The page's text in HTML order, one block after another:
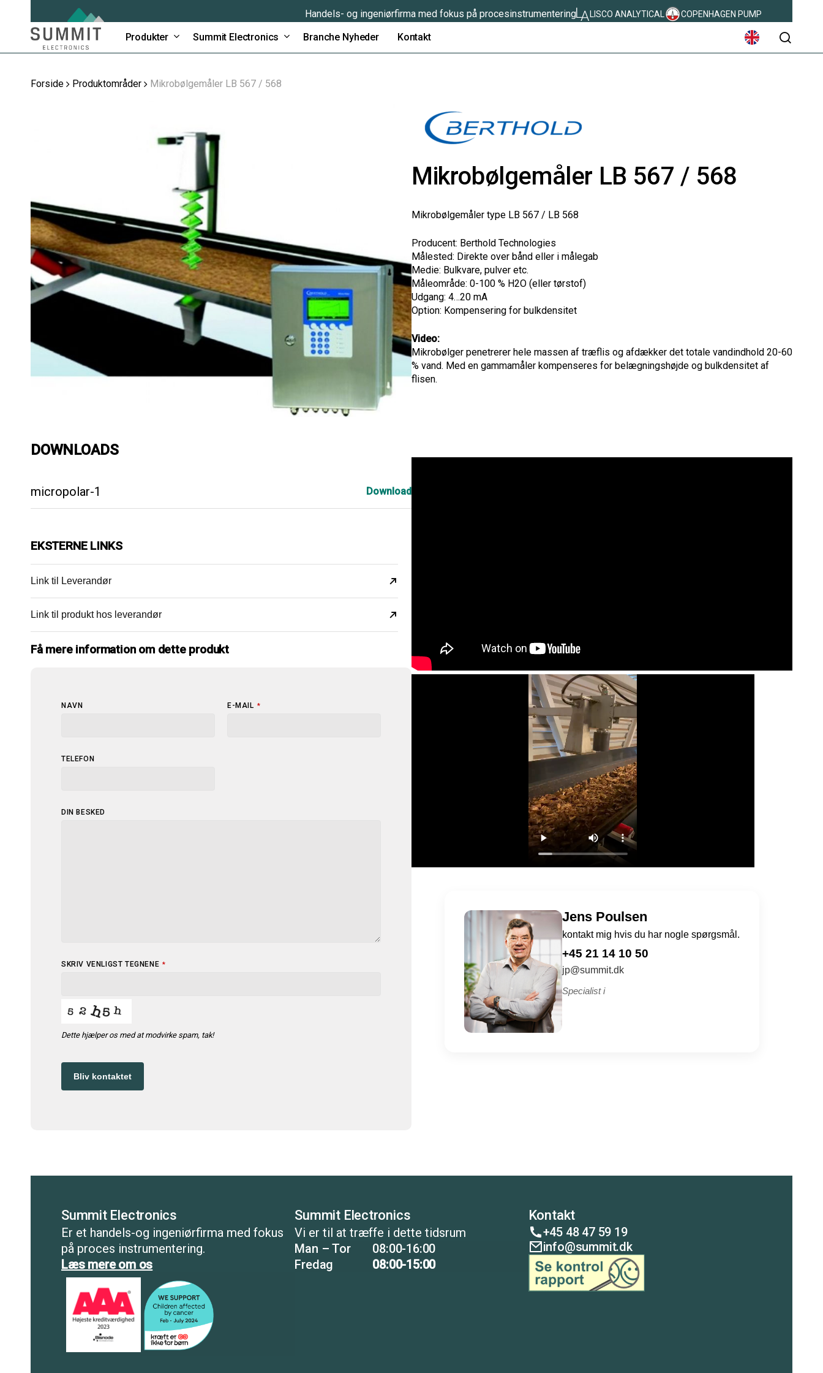
Handels- og ingeniørfirma med fokus på procesinstrumentering LISCO ANALYTICAL COPENHAGEN PUMP
Produkter Summit Electronics Branche Nyheder Kontakt
Forside Produktområder Mikrobølgemåler LB 567 / 568
DOWNLOADS
micropolar-1 Download
EKSTERNE LINKS
Link til Leverandør
Link til produkt hos leverandør
Få mere information om dette produkt
NAVN E-MAIL *
TELEFON
DIN BESKED
YOUR
SKRIV VENLIGST TEGNENE *
Dette hjælper os med at modvirke spam, tak!
Bliv kontaktet
Mikrobølgemåler LB 567 / 568
Mikrobølgemåler type LB 567 / LB 568
Producent: Berthold Technologies
Målested: Direkte over bånd eller i målegab
Medie: Bulkvare, pulver etc.
Måleområde: 0-100 % H2O (eller tørstof)
Udgang: 4…20 mA
Option: Kompensering for bulkdensitet
Video:
Mikrobølger penetrerer hele massen af træflis og afdækker det totale vandindhold 20-60
% vand. Med en gammamåler kompenseres for belægningshøjde og bulkdensitet af
flisen.
Jens Poulsen
kontakt mig hvis du har nogle spørgsmål.
+45 21 14 10 50
jp@summit.dk
Specialist i
Summit Electronics
Er et handels-og ingeniørfirma med fokus
på proces instrumentering.
Læs mere om os
Summit Electronics
Vi er til at træffe i dette tidsrum
Man – Tor
Fredag
08:00-16:00
08:00-15:00
Kontakt
+45 48 47 59 19
info@summit.dk